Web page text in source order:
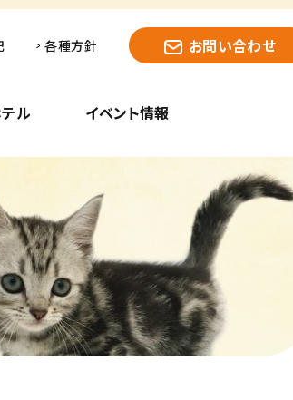
ル イベント情報
各種方針 お問い合わせ